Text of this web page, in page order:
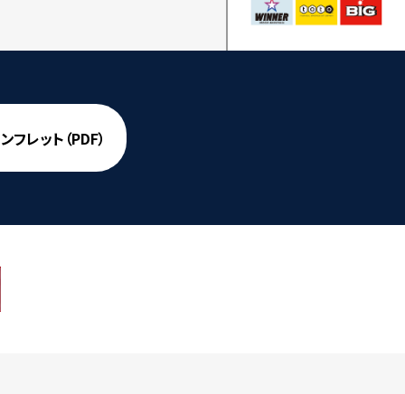
レット（PDF）